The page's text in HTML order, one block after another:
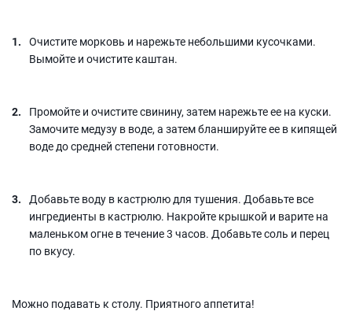
Очистите морковь и нарежьте небольшими кусочками.
Вымойте и очистите каштан.
Промойте и очистите свинину, затем нарежьте ее на куски.
Замочите медузу в воде, а затем бланшируйте ее в кипящей
воде до средней степени готовности.
Добавьте воду в кастрюлю для тушения. Добавьте все
ингредиенты в кастрюлю. Накройте крышкой и варите на
маленьком огне в течение 3 часов. Добавьте соль и перец
по вкусу.
Можно подавать к столу. Приятного аппетита!